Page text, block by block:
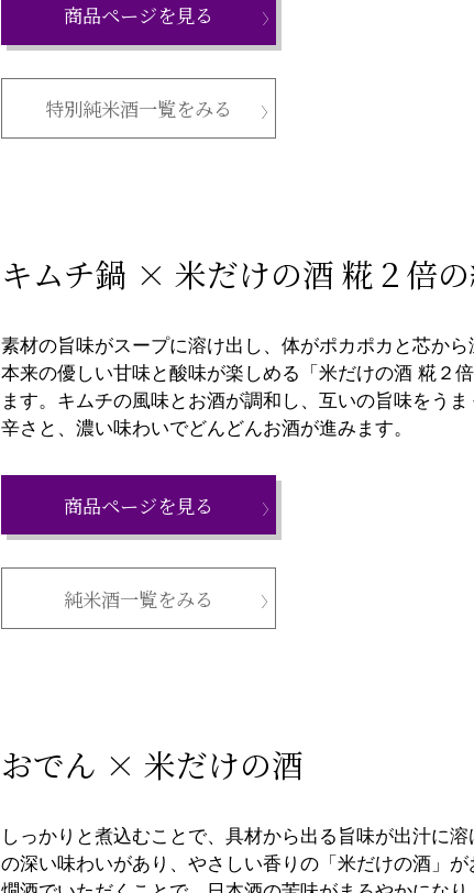
商品ページを見る
特別純米酒一覧をみる
キムチ鍋 × 米だけの酒 糀２倍
素材の旨味がスープに溶け出し、体がポカポカと芯か
本来の優しい甘味と酸味が楽しめる「米だけの酒 糀２
ます。キムチの風味とお酒が調和し、互いの旨味をうま
辛さと、濃い味わいでどんどんお酒が進みます。
商品ページを見る
純米酒一覧をみる
おでん × 米だけの酒
しっかりと煮込むことで、具材から出る旨味が出汁に
の深い味わいがあり、やさしい香りの「米だけの酒」が